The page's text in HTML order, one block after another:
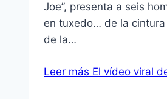
Joe”, presenta a seis
en tuxedo… de la
de la…
Leer más El vídeo viral